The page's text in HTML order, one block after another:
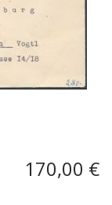
170,00 €